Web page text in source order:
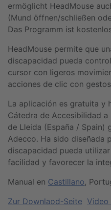
ermöglicht HeadMouse
(Mund öffnen/schließen
Das Programm ist
HeadMouse permite que
discapacidad pueda
cursor con ligeros
acciones de clic con
La aplicación es gratuita y
Cátedra de Accesibilidad
de Lleida (España / Spain)
Adecco. Ha sido diseñada
discapacidad pueda
facilidad y favorecer la
Manual en Castillano,
Zur Downlaod-Seite Video